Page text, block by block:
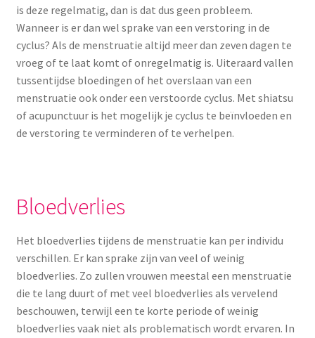
is deze regelmatig, dan is dat dus geen probleem.
Wanneer is er dan wel sprake van een verstoring in de
cyclus? Als de menstruatie altijd meer dan zeven dagen te
vroeg of te laat komt of onregelmatig is. Uiteraard vallen
tussentijdse bloedingen of het overslaan van een
menstruatie ook onder een verstoorde cyclus. Met shiatsu
of acupunctuur is het mogelijk je cyclus te beïnvloeden en
de verstoring te verminderen of te verhelpen.
Bloedverlies
Het bloedverlies tijdens de menstruatie kan per individu
verschillen. Er kan sprake zijn van veel of weinig
bloedverlies. Zo zullen vrouwen meestal een menstruatie
die te lang duurt of met veel bloedverlies als vervelend
beschouwen, terwijl een te korte periode of weinig
bloedverlies vaak niet als problematisch wordt ervaren. In